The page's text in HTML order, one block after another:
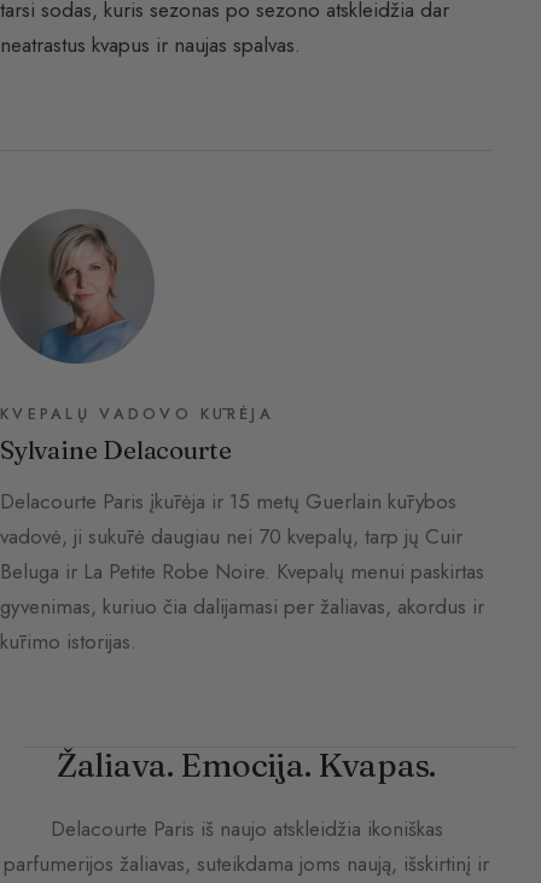
tarsi sodas, kuris sezonas po sezono atskleidžia dar
neatrastus kvapus ir naujas spalvas.
KVEPALŲ VADOVO KŪRĖJA
Sylvaine Delacourte
Delacourte Paris įkūrėja ir 15 metų Guerlain kūrybos
vadovė, ji sukūrė daugiau nei 70 kvepalų, tarp jų Cuir
Beluga ir La Petite Robe Noire. Kvepalų menui paskirtas
gyvenimas, kuriuo čia dalijamasi per žaliavas, akordus ir
kūrimo istorijas.
Žaliava. Emocija. Kvapas.
Delacourte Paris iš naujo atskleidžia ikoniškas
parfumerijos žaliavas, suteikdama joms naują, išskirtinį ir